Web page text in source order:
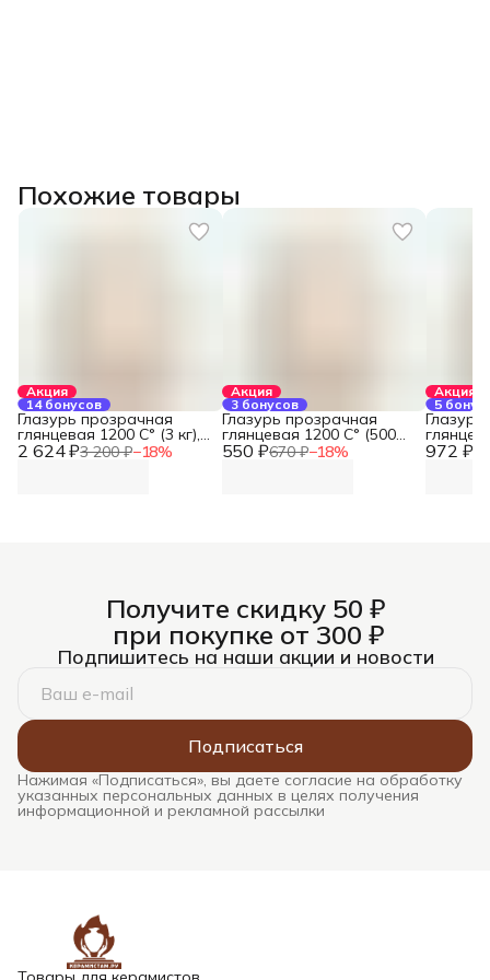
Похожие товары
Акция
14 бонусов
2 624 ₽3 200 ₽−18%
Глазурь прозрачная
глянцевая 1200 С° (3 кг),
REFSAN
Акция
3 бонусов
550 ₽670 ₽−18%
Глазурь прозрачная
глянцевая 1200 С° (500
гр), REFSAN
Акция
5
972 ₽
REFSAN
Получите скидку 50 ₽
при покупке от 300 ₽
Подпишитесь на наши акции и новости
Подписаться
Нажимая «Подписаться», вы даете согласие на обработку
указанных персональных данных в целях получения
информационной и рекламной рассылки